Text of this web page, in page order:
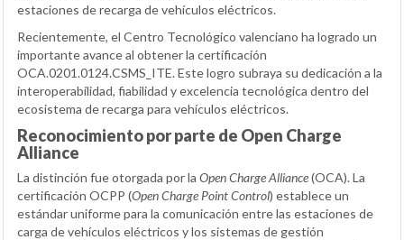
estaciones de recarga de vehículos eléctricos.
Recientemente, el Centro Tecnológico valenciano ha logrado un
importante avance al obtener la certificación
OCA.0201.0124.CSMS_ITE. Este logro subraya su dedicación a la
interoperabilidad, fiabilidad y excelencia tecnológica dentro del
ecosistema de recarga para vehículos eléctricos.
Reconocimiento por parte de Open Charge
Alliance
La distinción fue otorgada por la Open Charge Alliance(OCA). La
certificación OCPP (Open Charge Point Control) establece un
estándar uniforme para la comunicación entre las estaciones de
carga de vehículos eléctricos y los sistemas de gestión